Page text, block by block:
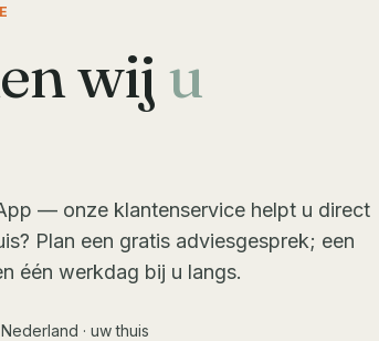
wij u
— onze klantenservice helpt u direct
Plan een gratis adviesgesprek; een
één werkdag bij u langs.
Nederland · uw thuis